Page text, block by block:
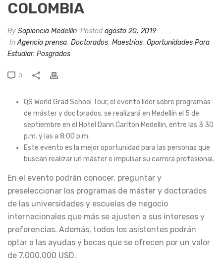
COLOMBIA
By Sapiencia Medellín Postedagosto 20, 2019
InAgencia prensa, Doctorados, Maestrías, Oportunidades Para
Estudiar, Posgrados
0
QS World Grad School Tour, el evento líder sobre programas
de máster y doctorados, se realizará en Medellín el 5 de
septiembre en el Hotel Dann Carlton Medellin, entre las 3:30
p.m. y las a 8:00 p.m.
Este evento es la mejor oportunidad para las personas que
buscan realizar un máster e impulsar su carrera profesional.
En el evento podrán conocer, preguntar y
preseleccionar los programas de máster y doctorados
de las universidades y escuelas de negocio
internacionales que más se ajusten a sus intereses y
preferencias. Además, todos los asistentes podrán
optar a las ayudas y becas que se ofrecen por un valor
de 7.000.000 USD.